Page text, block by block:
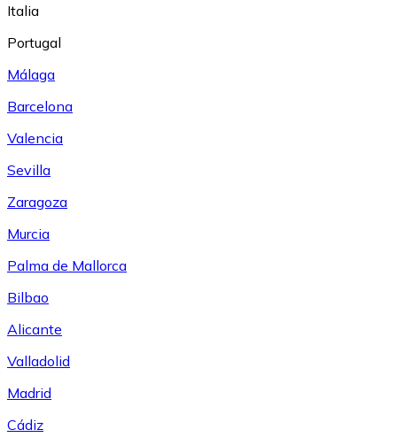
Italia
Portugal
Málaga
Barcelona
Valencia
Sevilla
Zaragoza
Murcia
Palma de Mallorca
Bilbao
Alicante
Valladolid
Madrid
Cádiz